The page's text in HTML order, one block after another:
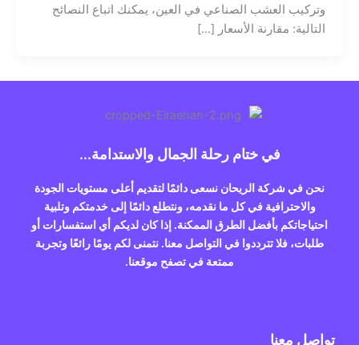
وتركيب العشب الصناعي في العين، يمكنك اتباع النصائح
التالية: مقارنة الأسعار […]
في ختام رحلة الجمال والاستدامة...
نحن في شركة الريحان نسعى دائمًا لتقديم أعلى مستويات الجودة
والاحترافية في كل ما نقدمه، ونتطلع دائمًا إلى خدمتكم وتلبية
احتياجاتكم بأفضل الطرق الممكنة. إذا كان لديكم أي استفسارات أو
طلبات، فلا تترددوا في التواصل معنا. نتمنى لكم يومًا رائعًا وتجربة
ممتعة في تصفح موقعنا.
تواصل معنا